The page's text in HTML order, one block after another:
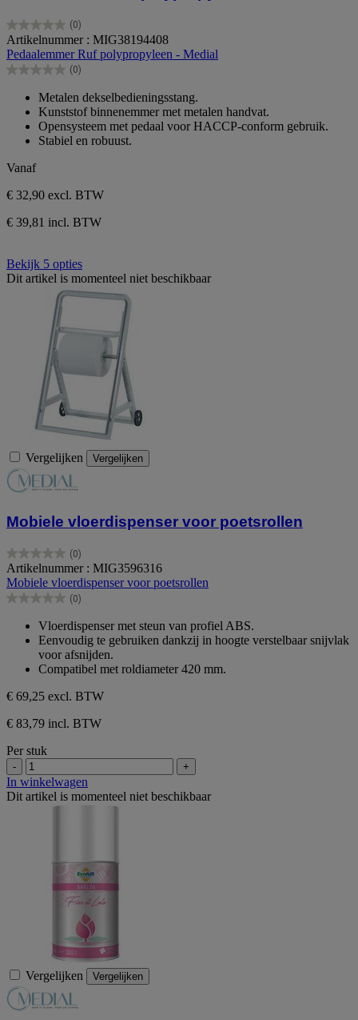
(0)
0.0
van
de
5
Artikelnummer : MIG38194408
Pedaalemmer Ruf polypropyleen - Medial
(0)
0.0
sterren.
Metalen dekselbedieningsstang.
Kunststof binnenemmer met metalen handvat.
Opensysteem met pedaal voor HACCP-conform gebruik.
Stabiel en robuust.
Vanaf
€ 32,90 excl. BTW
€ 39,81 incl. BTW
Bekijk 5 opties
Dit artikel is momenteel niet beschikbaar
Vergelijken Vergelijken
Mobiele vloerdispenser voor poetsrollen
(0)
0.0
van
de
5
Artikelnummer : MIG3596316
Mobiele vloerdispenser voor poetsrollen
(0)
0.0
sterren.
Vloerdispenser met steun van profiel ABS.
Eenvoudig te gebruiken dankzij in hoogte verstelbaar snijvlak
voor afsnijden.
Compatibel met roldiameter 420 mm.
€ 69,25 excl. BTW
€ 83,79 incl. BTW
Per stuk
- +
In winkelwagen
Dit artikel is momenteel niet beschikbaar
Vergelijken Vergelijken